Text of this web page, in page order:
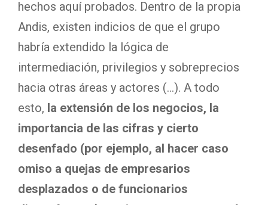
hechos aquí probados. Dentro de la propia
Andis, existen indicios de que el grupo
habría extendido la lógica de
intermediación, privilegios y sobreprecios
hacia otras áreas y actores (…). A todo
esto, la extensión de los negocios, la
importancia de las cifras y cierto
desenfado (por ejemplo, al hacer caso
omiso a quejas de empresarios
desplazados o de funcionarios